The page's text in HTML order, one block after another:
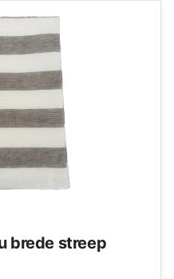
brede streep